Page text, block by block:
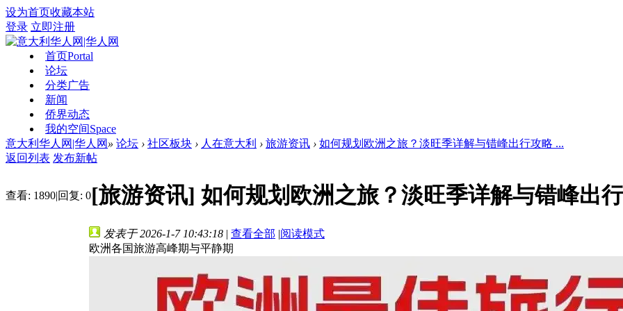
设为首页收藏本站
登录 立即注册
首页Portal
论坛
分类广告
新闻
侨界动态
我的空间Space
意大利华人网|华人网 » 论坛 › 社区板块 › 人在意大利 › 旅游资讯 › 如何规划欧洲之旅？淡旺季详解与错峰出行攻略 ...
返回列表 发布新帖
查看: 1890|回复: 0[旅游资讯] 如何规划欧洲之旅？淡旺季详解与错峰出
发表于 2026-1-7 10:43:18 | 查看全部 |阅读模式
欧洲各国旅游高峰期与平静期